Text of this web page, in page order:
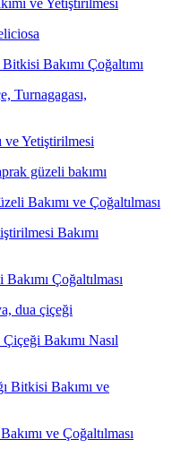
Bakımı Çoğaltımı
ve Yetiştirilmesi
Bakımı ve Çoğaltılması
Çoğaltılması
Bakımı Nasıl
ve Çoğaltılması